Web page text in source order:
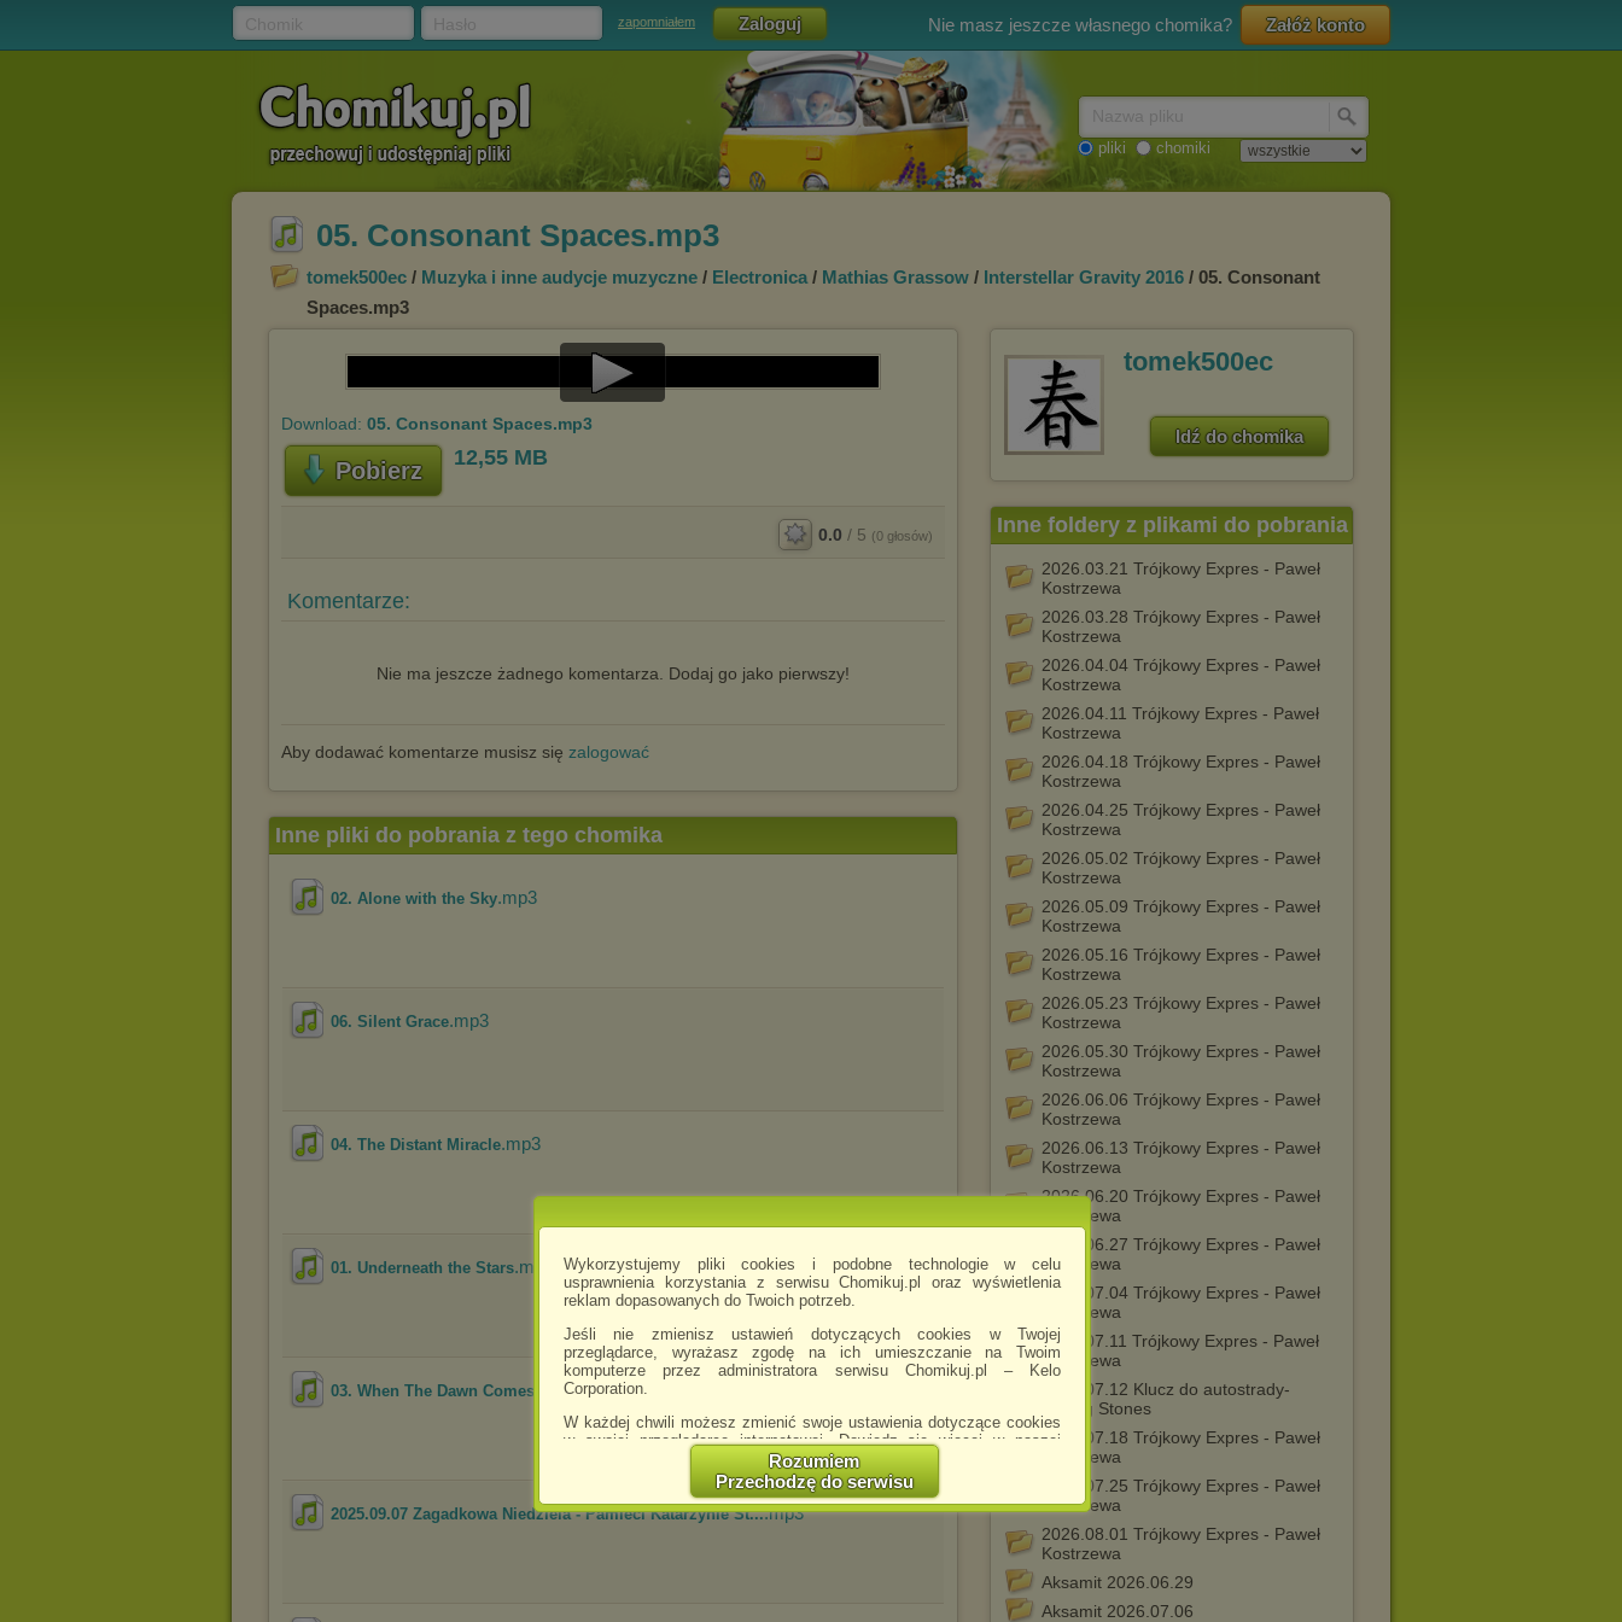
Wykorzystujemy pliki cookies i podobne technologie w celu
usprawnienia korzystania z serwisu Chomikuj.pl oraz wyświetlenia
reklam dopasowanych do Twoich potrzeb.
Jeśli nie zmienisz ustawień dotyczących cookies w Twojej
przeglądarce, wyrażasz zgodę na ich umieszczanie na Twoim
komputerze przez administratora serwisu Chomikuj.pl – Kelo
Corporation.
W każdej chwili możesz zmienić swoje ustawienia dotyczące cookies
w swojej przeglądarce internetowej. Dowiedz się więcej w naszej
http://chomikuj.pl/PolitykaPrywatnosci.aspx
Jednocześnie informujemy że zmiana ustawień przeglądarki może
spowodować ograniczenie korzystania ze strony Chomikuj.pl.
W przypadku braku twojej zgody na akceptację cookies niestety
Zaufanych Partnerów
(dostosowanie reklam do Twoich potrzeb, analiza skuteczności działań
Rozumiem
Przechodzę do serwisu
zapomniałem Nie masz jeszcze własnego chomika? Załóż konto
pliki chomiki
05. Consonant Spaces.mp3
tomek500ec / Muzyka i inne audycje muzyczne / Electronica / Mathias Grassow / Interstellar Gravity 2016 / 05. Consonant
Spaces.mp3
Play
Download: 05. Consonant Spaces.mp3
Pobierz 12,55 MB
0.0 / 5 (0 głosów)
Komentarze:
Nie ma jeszcze żadnego komentarza. Dodaj go jako pierwszy!
Aby dodawać komentarze musisz się zalogować
tomek500ec
Idź do chomika
Inne foldery z plikami do pobrania
2026.03.21 Trójkowy Expres - Paweł
Kostrzewa
2026.03.28 Trójkowy Expres - Paweł
Kostrzewa
2026.04.04 Trójkowy Expres - Paweł
Kostrzewa
2026.04.11 Trójkowy Expres - Paweł
Kostrzewa
2026.04.18 Trójkowy Expres - Paweł
Kostrzewa
2026.04.25 Trójkowy Expres - Paweł
Kostrzewa
2026.05.02 Trójkowy Expres - Paweł
Kostrzewa
2026.05.09 Trójkowy Expres - Paweł
Kostrzewa
2026.05.16 Trójkowy Expres - Paweł
Kostrzewa
2026.05.23 Trójkowy Expres - Paweł
Kostrzewa
2026.05.30 Trójkowy Expres - Paweł
Kostrzewa
2026.06.06 Trójkowy Expres - Paweł
Kostrzewa
2026.06.13 Trójkowy Expres - Paweł
Kostrzewa
2026.06.20 Trójkowy Expres - Paweł
Kostrzewa
2026.06.27 Trójkowy Expres - Paweł
Kostrzewa
2026.07.04 Trójkowy Expres - Paweł
Kostrzewa
2026.07.11 Trójkowy Expres - Paweł
Kostrzewa
2026.07.12 Klucz do autostrady-
Rolling Stones
2026.07.18 Trójkowy Expres - Paweł
Kostrzewa
2026.07.25 Trójkowy Expres - Paweł
Kostrzewa
2026.08.01 Trójkowy Expres - Paweł
Kostrzewa
Aksamit 2026.06.29
Aksamit 2026.07.06
Inne pliki do pobrania z tego chomika
02. Alone with the Sky.mp3
06. Silent Grace.mp3
04. The Distant Miracle.mp3
01. Underneath the Stars.mp3
03. When The Dawn Comes .mp3
2025.09.07 Zagadkowa Niedziela - Pamieci Katarzynie St....mp3